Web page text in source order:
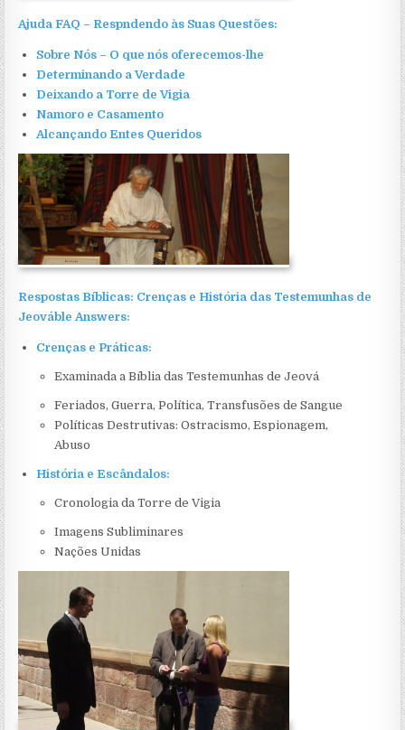
Ajuda FAQ – Respndendo às Suas Questões:
Sobre Nós – O que nós oferecemos-lhe
Determinando a Verdade
Deixando a Torre de Vigia
Namoro e Casamento
Alcançando Entes Queridos
Respostas Bíblicas: Crenças e História das Testemunhas de
Jeováble Answers:
Crenças e Práticas:
Examinada a Bíblia das Testemunhas de Jeová
Feriados, Guerra, Política, Transfusões de Sangue
Políticas Destrutivas: Ostracismo, Espionagem,
Abuso
História e Escândalos:
Cronologia da Torre de Vigia
Imagens Subliminares
Nações Unidas